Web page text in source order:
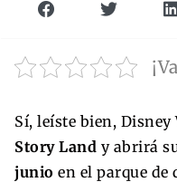
Sí, leíste bien,
Story Land y abrirá
junio en el parque de